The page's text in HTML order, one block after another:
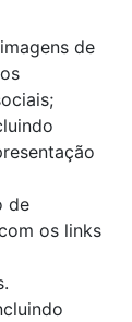
de
de
os links